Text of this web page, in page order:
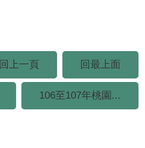
回上一頁 回最上面
106至107年桃園...